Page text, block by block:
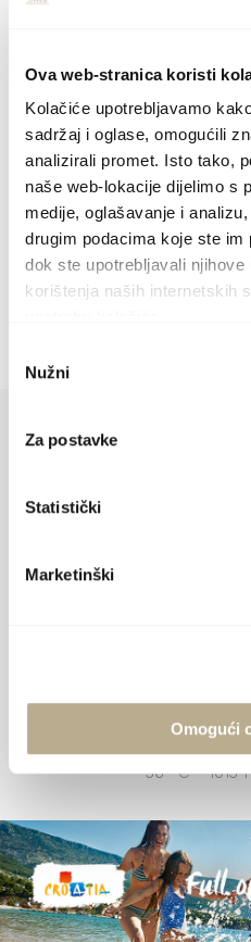
Ova web-stranica koristi
Kolačiće upotrebljavamo
sadržaj i oglase, omogućili
analizirali promet. Isto tako,
naše web-lokacije dijelimo s
medije, oglašavanje i
drugim podacima koje ste
dok ste upotrebljavali
korištenja naših internetskih
pristanka
Nužni
Za postavke
Statistički
Marketinški
Omogući
Malerkolonien,
Einzel- und
Kontakt:+385 99 506
E-mail:
www.vickobuktenica.com
+385
36 °C • 1013